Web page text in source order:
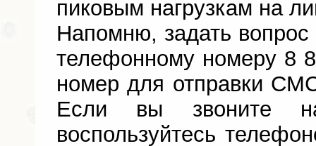
пиковым нагрузкам на
Напомню, задать
телефонному номеру 8
номер для отправки
Если вы звоните
воспользуйтесь